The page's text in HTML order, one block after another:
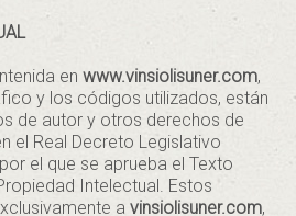
en www.vinsiolisuner.com,
y los códigos utilizados, están
de autor y otros derechos de
el Real Decreto Legislativo
el que se aprueba el Texto
Intelectual. Estos
a vinsiolisuner.com,